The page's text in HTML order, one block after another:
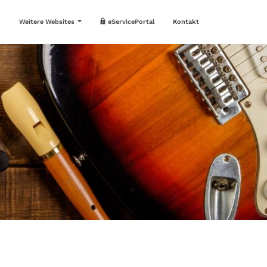
Weitere Websites eServicePortal Kontakt